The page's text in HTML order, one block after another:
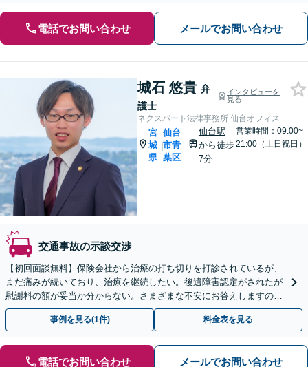
電話でお問い合わせ メールでお問い合わせ
城石 悠貴 弁
護士
インタビューを
見る
ネクスパート法律事務所 仙台オフィス
宮
城
県
|
仙台
市青
葉区
仙台駅
から徒歩
7分
営業時間：09:00~
21:00（土日祝日）
交通事故の示談交渉
【初回面談無料】保険会社から治療の打ち切りを打診されているが、
まだ痛みが続いており、治療を継続したい。後遺障害認定がされたが
慰謝料の額が妥当か分からない。さまざまな不安にお答えしますの
で、お気軽にご連絡ください。ご相談・着手金は無料です。
事例を見る(1件) 料金表を見る
電話でお問い合わせ メールでお問い合わせ